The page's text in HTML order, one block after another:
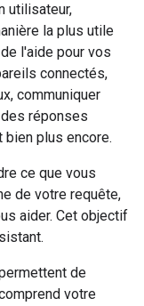
utilisateur,
la plus utile
l'aide pour vos
connectés,
communiquer
réponses
plus encore.
ce que vous
de votre requête,
aider. Cet objectif
de
votre